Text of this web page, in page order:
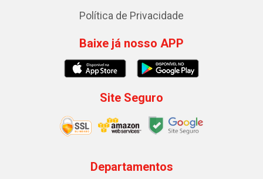
Política de Privacidade
Baixe já nosso APP
Site Seguro
Departamentos